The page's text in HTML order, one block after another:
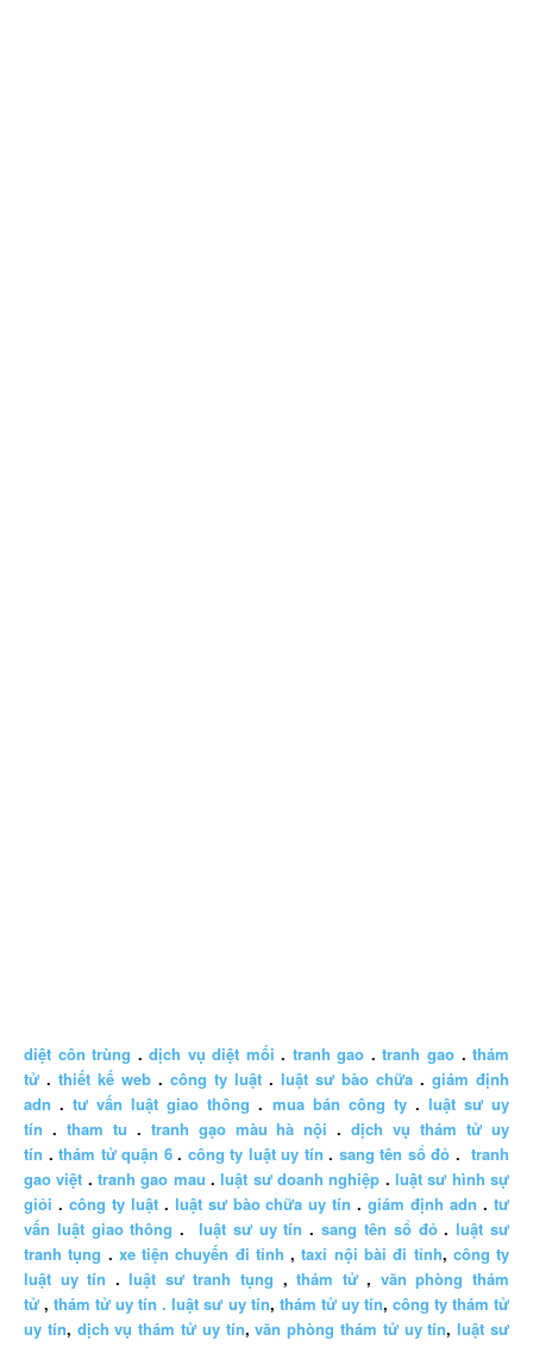
diệt côn trùng .dịch vụ diệt mối . tranh gao .tranh gao .thám
tử . thiết kế web . công ty luật . luật sư bào chữa . giám định
adn .tư vấn luật giao thông . mua bán công ty. luật sư uy
tín . tham tu . tranh gạo màu hà nội .dịch vụ thám tử uy
tín .thám tử quận 6. công ty luật uy tín . sang tên sổ đỏ .tranh
gao việt .tranh gao mau .luật sư doanh nghiệp .luật sư hình sự
giỏi . công ty luật. luật sư bào chữa uy tín .giám định adn .tư
vấn luật giao thông . luật sư uy tín .sang tên sổ đỏ.luật sư
tranh tụng . xe tiện chuyến đi tỉnh ,taxi nội bài đi tỉnh, công ty
luật uy tín .luật sư tranh tụng ,thám tử, văn phòng thám
tử ,thám tử uy tín . luật sư uy tín, thám tử uy tín, công ty thám tử
uy tín, dịch vụ thám tử uy tín,văn phòng thám tử uy tín,luật sư